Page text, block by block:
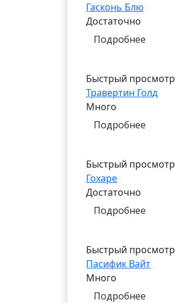
Гасконь Блю
Достаточно
Подробнее
Быстрый просмотр
Травертин Голд
Много
Подробнее
Быстрый просмотр
Гохаре
Достаточно
Подробнее
Быстрый просмотр
Пасифик Вайт
Много
Подробнее